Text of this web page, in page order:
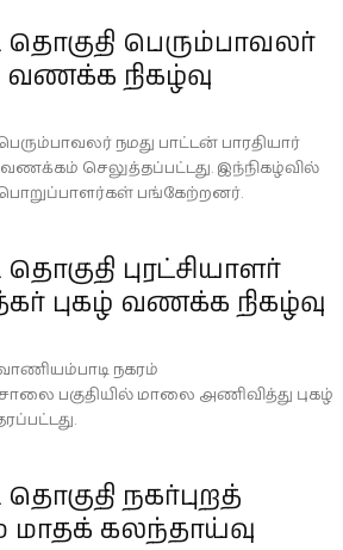
பெரும்பாவலர்
வணக்க நிகழ்வு
நமது பாட்டன் பாரதியார்
வணக்கம் செலுத்தப்பட்டது. இந்நிகழ்வில்
பங்கேற்றனர்.
புரட்சியாளர்
புகழ் வணக்க நிகழ்வு
நகரம்
பகுதியில் மாலை அணிவித்து புகழ்
நகர்புறத்
மாதக் கலந்தாய்வு